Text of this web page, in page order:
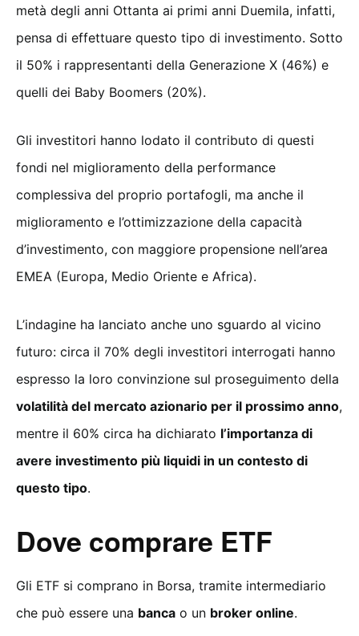
metà degli anni Ottanta ai primi anni Duemila, infatti,
pensa di effettuare questo tipo di investimento. Sotto
il 50% i rappresentanti della Generazione X (46%) e
quelli dei Baby Boomers (20%).
Gli investitori hanno lodato il contributo di questi
fondi nel miglioramento della performance
complessiva del proprio portafogli, ma anche il
miglioramento e l’ottimizzazione della capacità
d’investimento, con maggiore propensione nell’area
EMEA (Europa, Medio Oriente e Africa).
L’indagine ha lanciato anche uno sguardo al vicino
futuro: circa il 70% degli investitori interrogati hanno
espresso la loro convinzione sul proseguimento della
volatilità del mercato azionario per il prossimo anno,
mentre il 60% circa ha dichiarato l’importanza di
avere investimento più liquidi in un contesto di
questo tipo.
Dove comprare ETF
Gli ETF si comprano in Borsa, tramite intermediario
che può essere una banca o un broker online.